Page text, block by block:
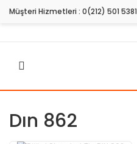
Müşteri Hizmetleri : 0(212) 501 5381
Dın 862